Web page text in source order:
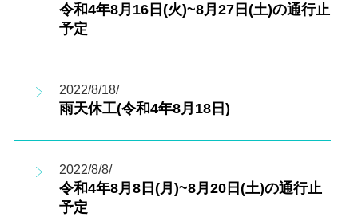
令和4年8月16日(火)~8月27日(土)の通行止
予定
2022/8/18/
雨天休工(令和4年8月18日)
2022/8/8/
令和4年8月8日(月)~8月20日(土)の通行止
予定